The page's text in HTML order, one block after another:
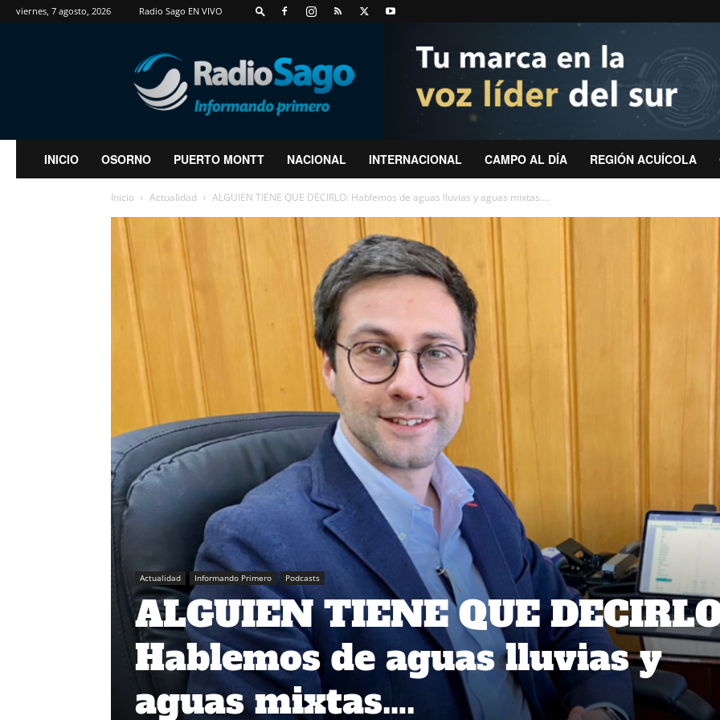
viernes, 7 agosto, 2026 Radio Sago EN VIVO
RadioSago
INICIO OSORNO PUERTO MONTT NACIONAL INTERNACIONAL CAMPO AL DÍA REGIÓN ACUÍCOLA
Inicio Actualidad ALGUIEN TIENE QUE DECIRLO: Hablemos de aguas lluvias y aguas mixtas….
Actualidad Informando Primero Podcasts
ALGUIEN TIENE QUE
Hablemos de aguas lluvias y
aguas mixtas….